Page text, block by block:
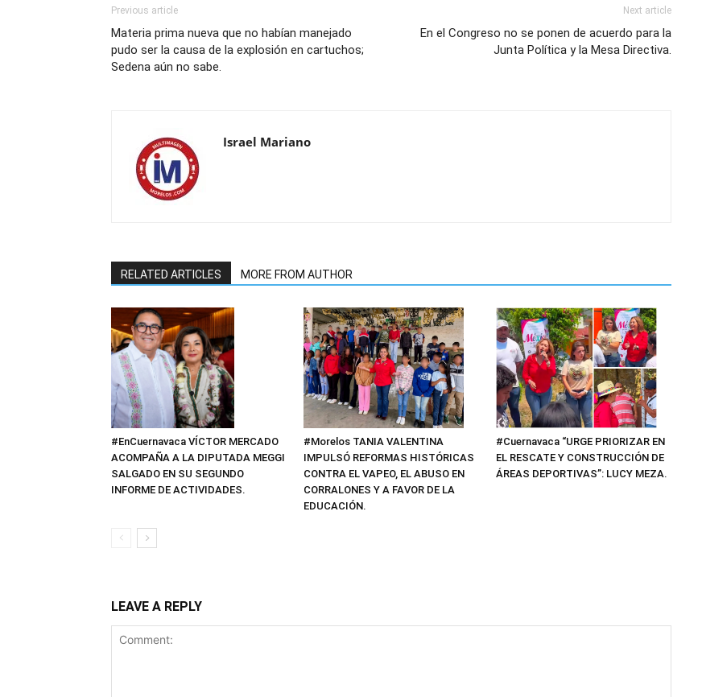
Previous article
Materia prima nueva que no habían manejado
pudo ser la causa de la explosión en cartuchos;
Sedena aún no sabe.
Next article
En el Congreso no se ponen de acuerdo para la
Junta Política y la Mesa Directiva.
Israel Mariano
RELATED ARTICLES MORE FROM AUTHOR
#EnCuernavaca VÍCTOR MERCADO
ACOMPAÑA A LA DIPUTADA MEGGI
SALGADO EN SU SEGUNDO
INFORME DE ACTIVIDADES.
#Morelos TANIA VALENTINA
IMPULSÓ REFORMAS HISTÓRICAS
CONTRA EL VAPEO, EL ABUSO EN
CORRALONES Y A FAVOR DE LA
EDUCACIÓN.
#Cuernavaca “URGE PRIORIZAR EN
EL RESCATE Y CONSTRUCCIÓN DE
ÁREAS DEPORTIVAS”: LUCY MEZA.
LEAVE A REPLY